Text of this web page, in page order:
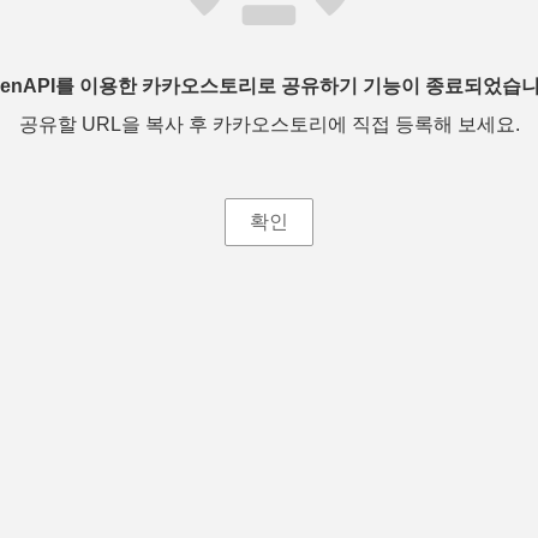
를 이용한 카카오스토리로 공유하기 기능이 종료되었습
공유할 URL을 복사 후 카카오스토리에 직접 등록해 보세요.
확인